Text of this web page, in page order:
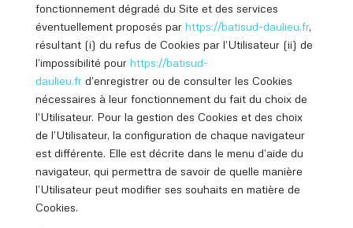
fonctionnement dégradé du Site et des services
éventuellement proposés par https://batisud-daulieu.fr,
résultant (i) du refus de Cookies par l’Utilisateur (ii) de
l’impossibilité pour https://batisud-
daulieu.frd’enregistrer ou de consulter les Cookies
nécessaires à leur fonctionnement du fait du choix de
l’Utilisateur. Pour la gestion des Cookies et des choix
de l’Utilisateur, la configuration de chaque navigateur
est différente. Elle est décrite dans le menu d’aide du
navigateur, qui permettra de savoir de quelle manière
l’Utilisateur peut modifier ses souhaits en matière de
Cookies.